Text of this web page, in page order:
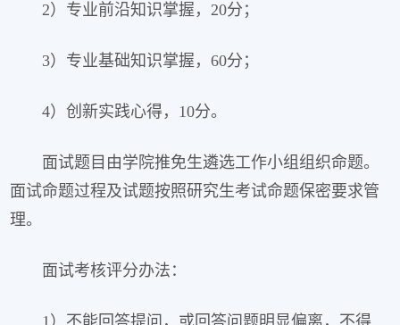
2）专业前沿知识掌握，20分；
3）专业基础知识掌握，60分；
4）创新实践心得，10分。
面试题目由学院推免生遴选工作小组组织命题。
面试命题过程及试题按照研究生考试命题保密要求管
理。
面试考核评分办法：